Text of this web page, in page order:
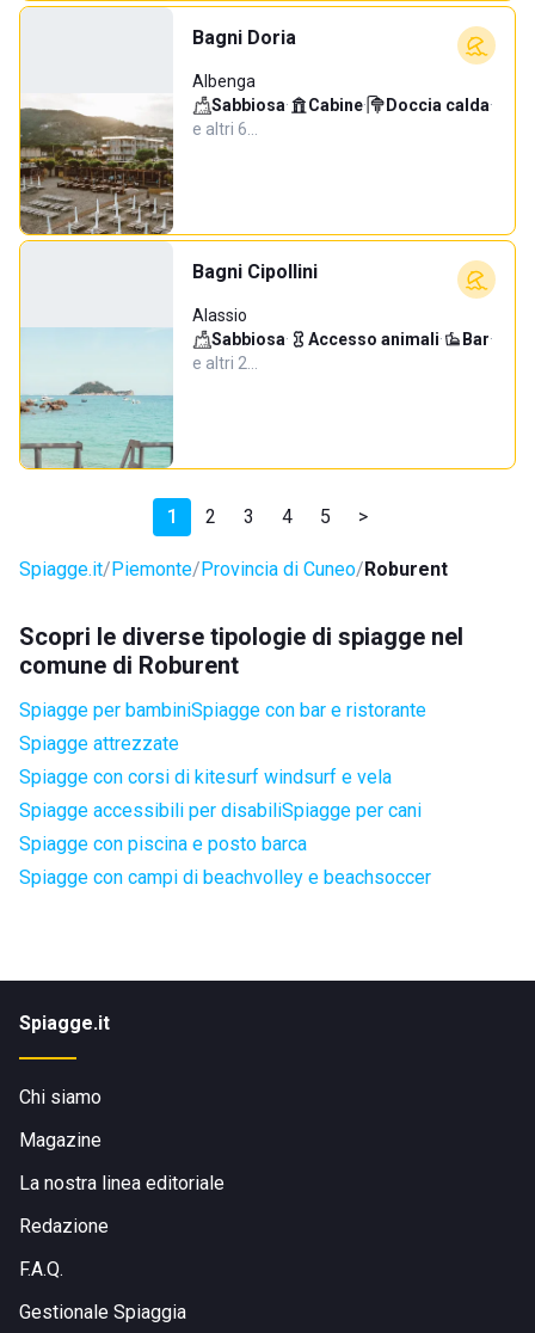
Bagni Doria
Albenga
Sabbiosa· Cabine· Doccia calda·
e altri 6…
Bagni Cipollini
Alassio
Sabbiosa· Accesso animali· Bar·
e altri 2…
1 2 3 4 5 >
Spiagge.it Piemonte Provincia di Cuneo Roburent
Scopri le diverse tipologie di spiagge nel
comune di Roburent
Spiagge per bambiniSpiagge con bar e ristorante
Spiagge attrezzate
Spiagge con corsi di kitesurf windsurf e vela
Spiagge accessibili per disabiliSpiagge per cani
Spiagge con piscina e posto barca
Spiagge con campi di beachvolley e beachsoccer
Spiagge.it
Chi siamo
Magazine
La nostra linea editoriale
Redazione
F.A.Q.
Gestionale Spiaggia